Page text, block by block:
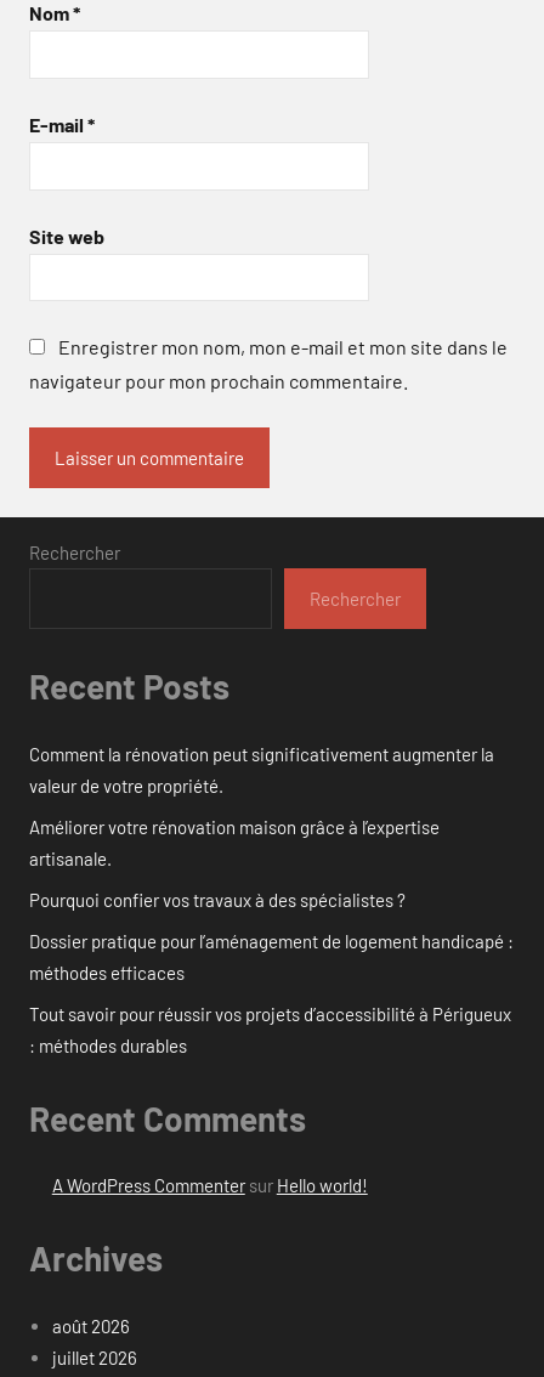
Nom*
E-mail *
Site web
Enregistrer mon nom, mon e-mail et mon site dans le
navigateur pour mon prochain commentaire.
Rechercher
Rechercher
Recent Posts
Comment la rénovation peut significativement augmenter la
valeur de votre propriété.
Améliorer votre rénovation maison grâce à l’expertise
artisanale.
Pourquoi confier vos travaux à des spécialistes ?
Dossier pratique pour l’aménagement de logement handicapé :
méthodes efficaces
Tout savoir pour réussir vos projets d’accessibilité à Périgueux
: méthodes durables
Recent Comments
A WordPress Commentersur Hello world!
Archives
août 2026
juillet 2026